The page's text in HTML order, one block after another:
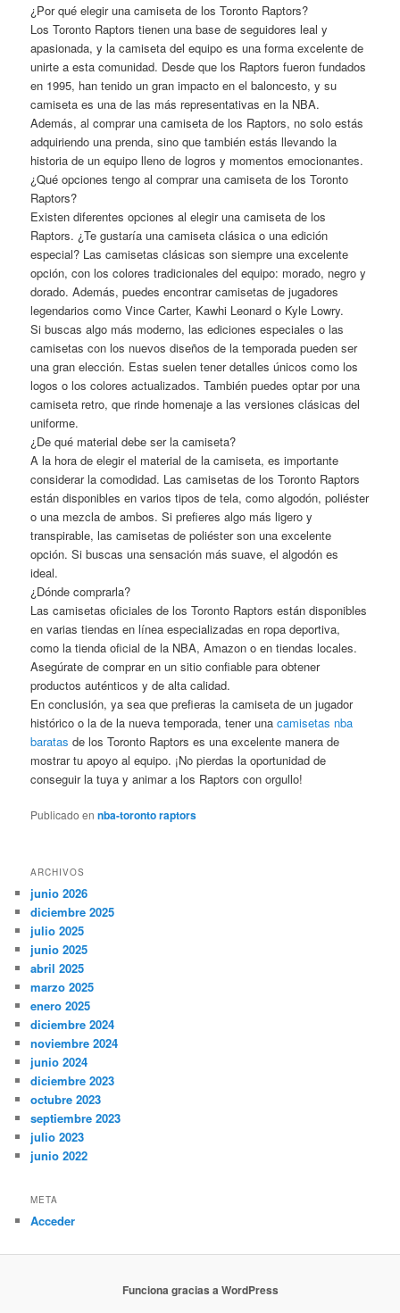
¿Por qué elegir una camiseta de los Toronto Raptors?
Los Toronto Raptors tienen una base de seguidores leal y
apasionada, y la camiseta del equipo es una forma excelente de
unirte a esta comunidad. Desde que los Raptors fueron fundados
en 1995, han tenido un gran impacto en el baloncesto, y su
camiseta es una de las más representativas en la NBA.
Además, al comprar una camiseta de los Raptors, no solo estás
adquiriendo una prenda, sino que también estás llevando la
historia de un equipo lleno de logros y momentos emocionantes.
¿Qué opciones tengo al comprar una camiseta de los Toronto
Raptors?
Existen diferentes opciones al elegir una camiseta de los
Raptors. ¿Te gustaría una camiseta clásica o una edición
especial? Las camisetas clásicas son siempre una excelente
opción, con los colores tradicionales del equipo: morado, negro y
dorado. Además, puedes encontrar camisetas de jugadores
legendarios como Vince Carter, Kawhi Leonard o Kyle Lowry.
Si buscas algo más moderno, las ediciones especiales o las
camisetas con los nuevos diseños de la temporada pueden ser
una gran elección. Estas suelen tener detalles únicos como los
logos o los colores actualizados. También puedes optar por una
camiseta retro, que rinde homenaje a las versiones clásicas del
uniforme.
¿De qué material debe ser la camiseta?
A la hora de elegir el material de la camiseta, es importante
considerar la comodidad. Las camisetas de los Toronto Raptors
están disponibles en varios tipos de tela, como algodón, poliéster
o una mezcla de ambos. Si prefieres algo más ligero y
transpirable, las camisetas de poliéster son una excelente
opción. Si buscas una sensación más suave, el algodón es
ideal.
¿Dónde comprarla?
Las camisetas oficiales de los Toronto Raptors están disponibles
en varias tiendas en línea especializadas en ropa deportiva,
como la tienda oficial de la NBA, Amazon o en tiendas locales.
Asegúrate de comprar en un sitio confiable para obtener
productos auténticos y de alta calidad.
En conclusión, ya sea que prefieras la camiseta de un jugador
histórico o la de la nueva temporada, tener unacamisetas nba
baratas de los Toronto Raptors es una excelente manera de
mostrar tu apoyo al equipo. ¡No pierdas la oportunidad de
conseguir la tuya y animar a los Raptors con orgullo!
Publicado en nba-toronto raptors
ARCHIVOS
junio 2026
diciembre 2025
julio 2025
junio 2025
abril 2025
marzo 2025
enero 2025
diciembre 2024
noviembre 2024
junio 2024
diciembre 2023
octubre 2023
septiembre 2023
julio 2023
junio 2022
META
Acceder
Funciona gracias a WordPress